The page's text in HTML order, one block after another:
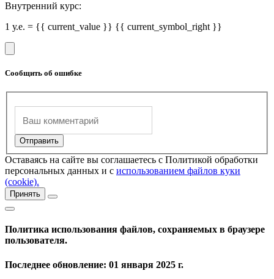
Внутренний курс:
1 у.е. = {{ current_value }} {{ current_symbol_right }}
Сообщить об ошибке
Оставаясь на сайте вы соглашаетесь с Политикой обработки
персональных данных и с использованием файлов куки
(cookie).
Принять
Политика использования файлов, сохраняемых в браузере
пользователя.
Последнее обновление: 01 января 2025 г.